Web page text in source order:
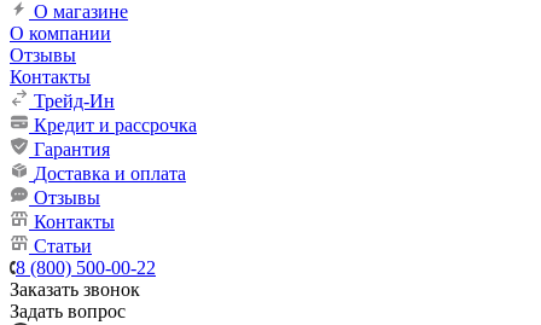
О магазине
О компании
Отзывы
Контакты
Трейд-Ин
Кредит и рассрочка
Гарантия
Доставка и оплата
Отзывы
Контакты
Статьи
8 (800) 500-00-22
Заказать звонок
Задать вопрос